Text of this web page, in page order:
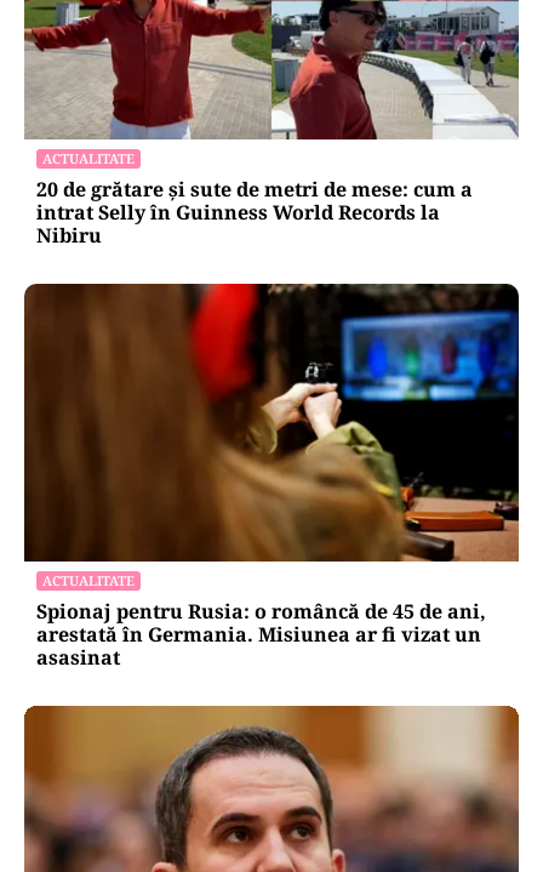
ACTUALITATE
20 de grătare și sute de metri de mese: cum a
intrat Selly în Guinness World Records la
Nibiru
ACTUALITATE
Spionaj pentru Rusia: o româncă de 45 de ani,
arestată în Germania. Misiunea ar fi vizat un
asasinat